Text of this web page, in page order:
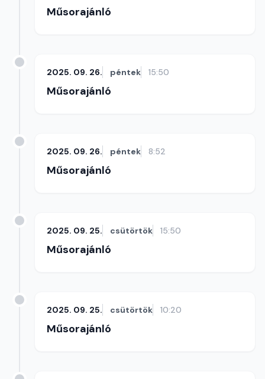
Műsorajánló
2025. 09. 26. péntek 15:50
Műsorajánló
2025. 09. 26. péntek 8:52
Műsorajánló
2025. 09. 25. csütörtök 15:50
Műsorajánló
2025. 09. 25. csütörtök 10:20
Műsorajánló